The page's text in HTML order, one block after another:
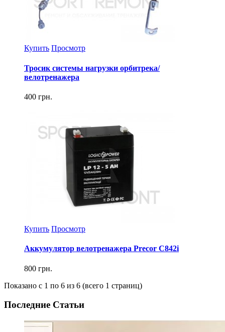
Купить Просмотр
Тросик системы нагрузки орбитрека/
велотренажера
400 грн.
Купить Просмотр
Аккумулятор велотренажера Precor C842i
800 грн.
Показано с 1 по 6 из 6 (всего 1 страниц)
Последние Статьи